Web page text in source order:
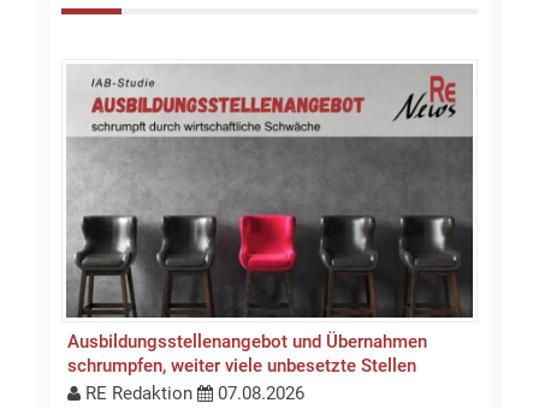
Ausbildungsstellen­an­gebot und Übernahmen
schrumpfen, weiter viele unbesetzte Stellen
RE Redaktion
07.08.2026